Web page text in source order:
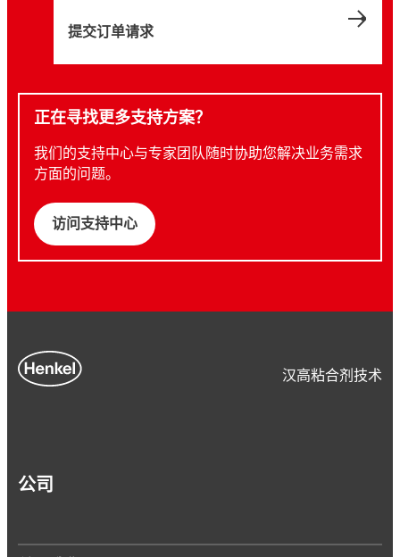
提交订单请求
正在寻找更多支持方案？
我们的支持中心与专家团队随时协助您解决业务需求
方面的问题。
访问支持中心
汉高粘合剂技术
公司